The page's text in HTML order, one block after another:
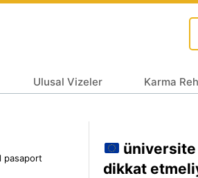
Ulusal Vizeler Karma
pasaport
üniversite
dikkat